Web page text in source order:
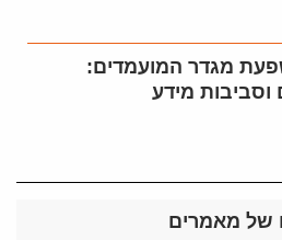
מגדר המועמדים:
וסביבות מידע
של מאמרים